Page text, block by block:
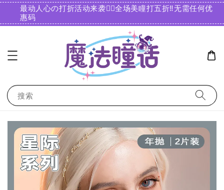
最动人心の打折活动来袭❤️‍🔥全场美瞳打五折‼️无需任何优
惠码️
搜索